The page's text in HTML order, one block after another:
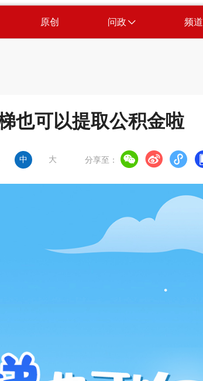
原创 问政 频道
也可以提取公积金啦
中 大 分享至：